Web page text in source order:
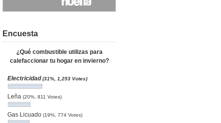
Encuesta
¿Qué combustible utilizas para
calefaccionar tu hogar en invierno?
Electricidad(31%, 1,253 Votes)
Leña (20%, 811 Votes)
Gas Licuado (19%, 774 Votes)